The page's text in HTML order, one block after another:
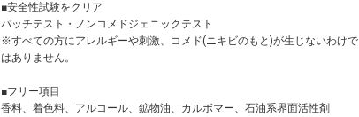
■安全性試験をクリア
パッチテスト・ノンコメドジェニックテスト
※すべての方にアレルギーや刺激、コメド(ニキビのもと)が生じないわけで
はありません。
■フリー項目
香料、着色料、アルコール、鉱物油、カルボマー、石油系界面活性剤